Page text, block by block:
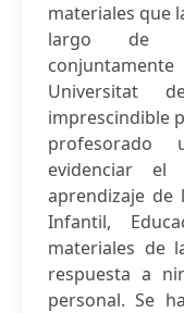
materiales que
largo de
conjuntamente
Universitat
imprescindible
evidenciar
aprendizaje de
Infantil,
materiales de
respuesta a
personal. Se